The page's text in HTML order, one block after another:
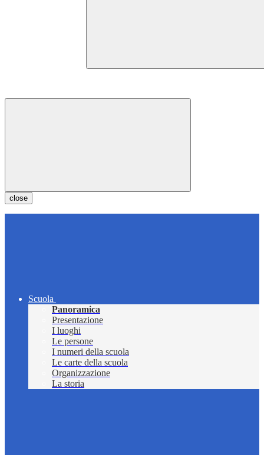
close
Scuola
Panoramica
Presentazione
I luoghi
Le persone
I numeri della scuola
Le carte della scuola
Organizzazione
La storia